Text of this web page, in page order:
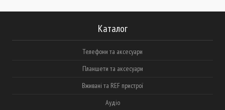
Каталог
Телефони та аксесуари
Планшети та аксесуари
Вживані та REF пристрої
Аудіо